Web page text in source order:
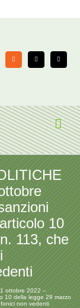
Rss X Email
10
113, che
ottobre 2022 –
10 della legge 29 marzo
non vedenti